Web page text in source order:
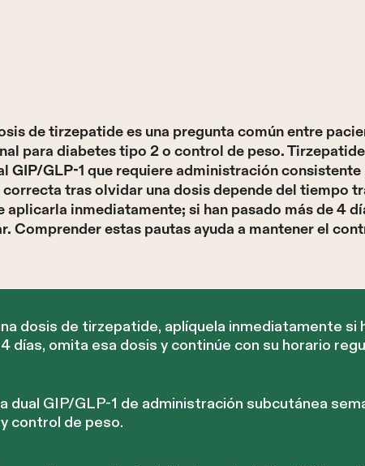
de tirzepatide es una pregunta común entre
para diabetes tipo 2 o control de peso.
GIP/GLP-1 que requiere administración consistente
tras olvidar una dosis depende del tiempo
aplicarla inmediatamente; si han pasado más de 4
Comprender estas pautas ayuda a mantener el
dosis de tirzepatide, aplíquela inmediatamente si
días, omita esa dosis y continúe con su horario
dual GIP/GLP-1 de administración subcutánea
control de peso.